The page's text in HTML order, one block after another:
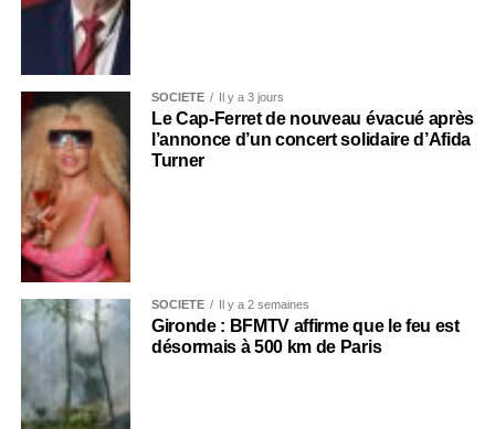
SOCIÉTÉ Il y a 3 jours
Le Cap-Ferret de nouveau évacué après
l’annonce d’un concert solidaire d’Afida
Turner
SOCIÉTÉ Il y a 2 semaines
Gironde : BFMTV affirme que le feu est
désormais à 500 km de Paris